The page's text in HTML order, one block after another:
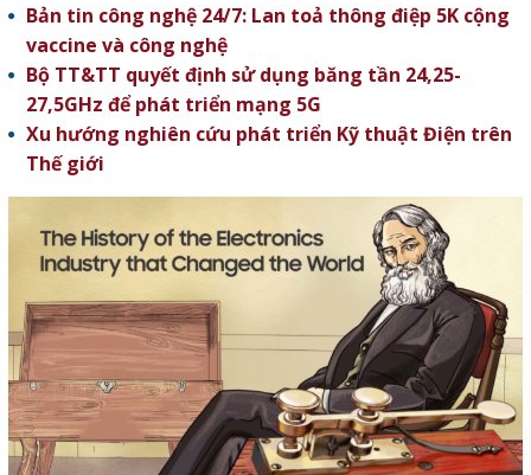
Bản tin công nghệ 24/7: Lan toả thông điệp 5K cộng
vaccine và công nghệ
Bộ TT&TT quyết định sử dụng băng tần 24,25-
27,5GHz để phát triển mạng 5G
Xu hướng nghiên cứu phát triển Kỹ thuật Điện trên
Thế giới